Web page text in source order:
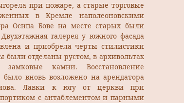
при пожаре, а старые торговые
в Кремле наполеоновскими
Осипа Бове на месте старых были
галерея у южного фасада
и приобрела черты стилистики
были отделаны рустом, в архивольтах
камни. Восстановление
вновь возложено на арендатора
Лавки к югу от церкви при
с антаблементом и парными